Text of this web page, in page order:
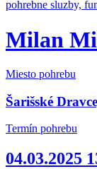
Milan
Miesto pohrebu
Šarišské
Termín pohrebu
04.03.2025